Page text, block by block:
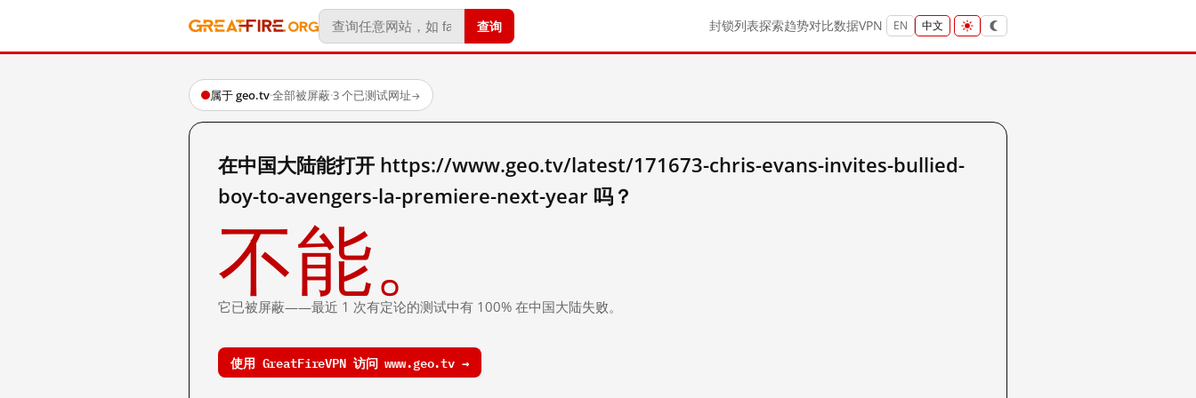
查询 封锁列表探索趋势对比数据VPN EN 中文
属于 geo.tv·全部被屏蔽·3 个已测试网址→
在中国大陆能打开 https://www.geo.tv/latest/171673-chris-evans-invites-bullied-
boy-to-avengers-la-premiere-next-year 吗？
不能。
它已被屏蔽——最近 1 次有定论的测试中有 100% 在中国大陆失败。
使用 GreatFireVPN 访问 www.geo.tv →